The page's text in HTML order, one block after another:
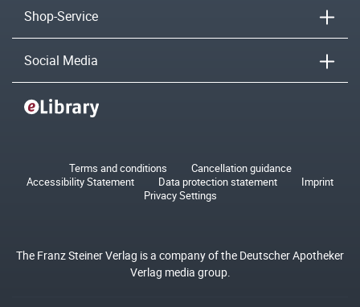
Shop-Service
Social Media
Terms and conditions
Cancellation guidance
Accessibility Statement
Data protection statement
Imprint
Privacy Settings
The Franz Steiner Verlag is a company of the Deutscher Apotheker
Verlag media group.